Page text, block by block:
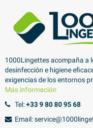
1000Lingettes acompaña a
desinfección e higiene
exigencias de los entornos
Más información
Tel:+33 9 80 80 95 68
Email: